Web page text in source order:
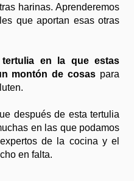
harinas. Aprenderemos
que aportan esas otras
en la que estas
montón de cosas para
después de esta tertulia
en las que podamos
de la cocina y el
en falta.